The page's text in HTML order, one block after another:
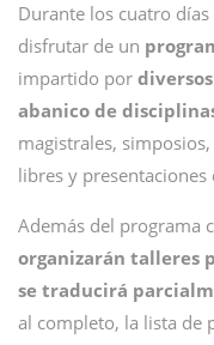
Durante los cuatro
disfrutar de un
impartido por
abanico de
magistrales,
libres y presentaciones
Además del programa
organizarán talleres
se traducirá
al completo, la lista de